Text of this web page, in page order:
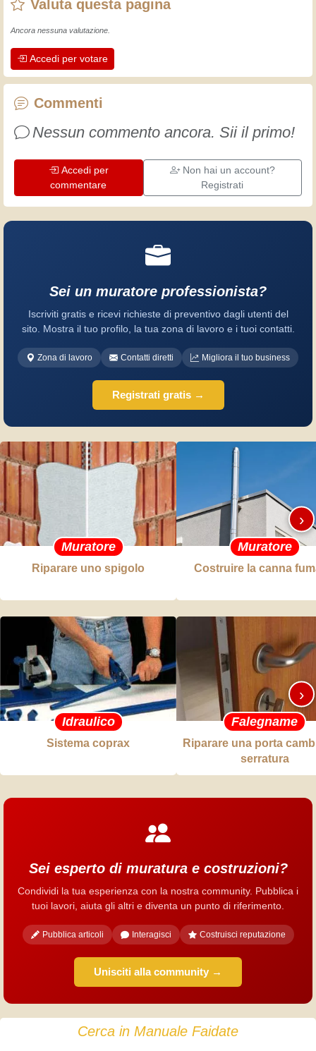
fatto un sacco di esperienze.
L'esperienza insegna! Tiene attivi e
artigiani professionisti mettono nel loro
lavoro. Impariamo insieme, ogni giorno
è una occasione per migliorare. Buon
Valuta questa pagina
Ancora nessuna valutazione.
Accedi per votare
Commenti
Nessun commento ancora. Sii il primo!
Accedi per
commentare
Non hai un account?
Registrati
Sei un muratore professionista?
Iscriviti gratis e ricevi richieste di preventivo dagli utenti del
sito. Mostra il tuo profilo, la tua zona di lavoro e i tuoi contatti.
Zona di lavoro Contatti diretti Migliora il tuo business
Registrati gratis →
Muratore
Riparare uno spigolo
Muratore
Costruire la canna
›
Idraulico
Sistema coprax
Falegname
Riparare una porta
serratura
›
Sei esperto di muratura e costruzioni?
Condividi la tua esperienza con la nostra community. Pubblica i
tuoi lavori, aiuta gli altri e diventa un punto di riferimento.
Pubblica articoli Interagisci Costruisci reputazione
Unisciti alla community →
Cerca in Manuale Faidate